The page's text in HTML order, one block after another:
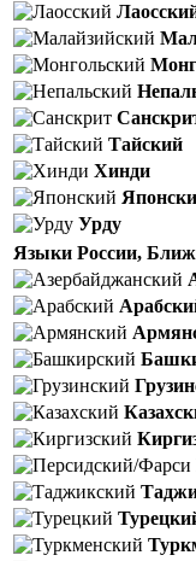
Тайский
Хинди
Урду
Языки России,